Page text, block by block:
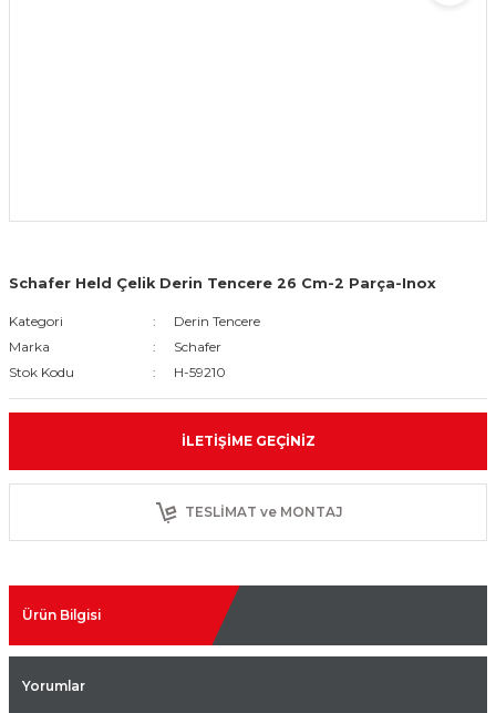
Schafer Held Çelik Derin Tencere 26 Cm-2 Parça-Inox
Kategori
Derin Tencere
Marka
Schafer
Stok Kodu
H-59210
İLETIŞIME GEÇINIZ
TESLİMAT ve MONTAJ
Ürün Bilgisi
Yorumlar